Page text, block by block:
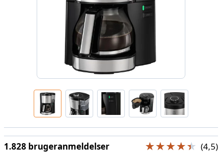
1.828 brugeranmeldelser ★★★★★
★★★★★ (4,5)